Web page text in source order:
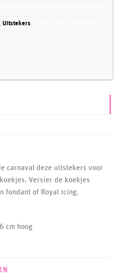
,Uitstekers
carnaval deze uitstekers voor
Versier de koekjes
fondant of Royal icing.
cm hoog